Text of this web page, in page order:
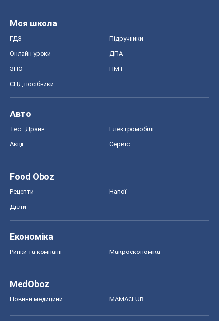
Моя школа
ГДЗ Підручники
Онлайн уроки ДПА
ЗНО НМТ
СНД посібники
Авто
Тест Драйв Електромобілі
Акції Сервіс
Food Oboz
Рецепти Напої
Дієти
Економіка
Ринки та компанії Макроекономіка
MedOboz
Новини медицини MAMACLUB